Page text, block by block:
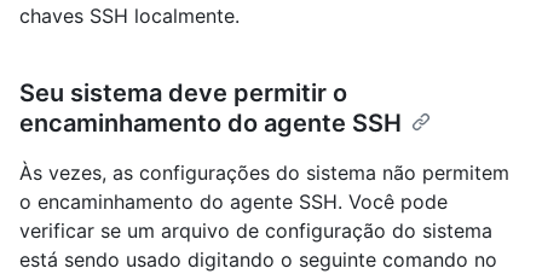
chaves SSH localmente.
Seu sistema deve permitir o
encaminhamento do agente SSH
Às vezes, as configurações do sistema não permitem
o encaminhamento do agente SSH. Você pode
verificar se um arquivo de configuração do sistema
está sendo usado digitando o seguinte comando no